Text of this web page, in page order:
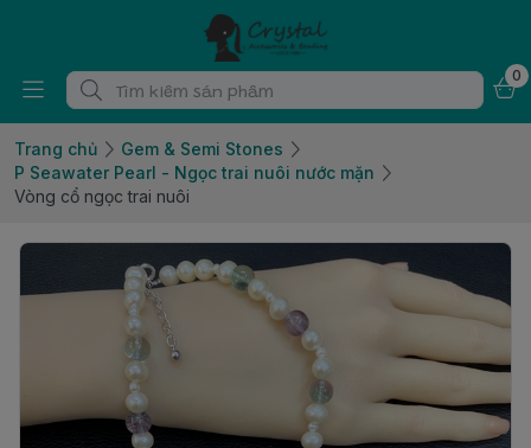
0
Trang chủ
Gem & Semi Stones
P Seawater Pearl - Ngọc trai nuôi nước mặn
Vòng cổ ngọc trai nuôi